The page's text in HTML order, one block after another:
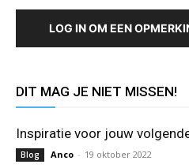
LOG IN OM EEN
DIT MAG JE NIET MISSEN!
Inspiratie voor jouw
Blog Anco - 19 oktober 2022